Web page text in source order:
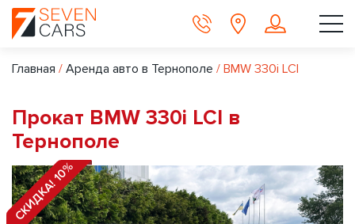
Главная / Аренда авто в Тернополе / BMW 330i LCI
Прокат BMW 330i LCI в
Тернополе
СКИДКА! 10%